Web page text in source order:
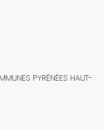
PYRÉNÉES HAUT-